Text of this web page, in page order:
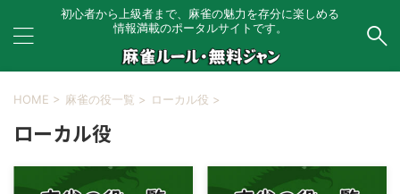
初心者から上級者まで、麻雀の魅力を存分に楽しめる
情報満載のポータルサイトです。
HOME > 麻雀の役一覧 > ローカル役 >
ローカル役